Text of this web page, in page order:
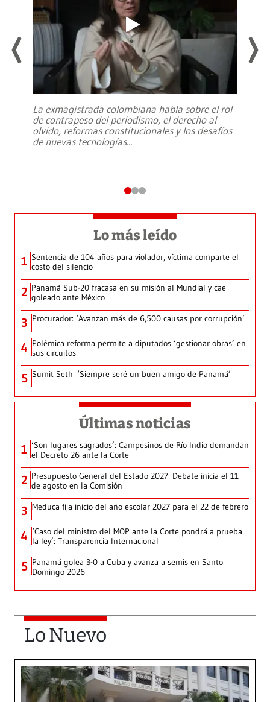
La exmagistrada colombiana habla sobre el rol
de contrapeso del periodismo, el derecho al
olvido, reformas constitucionales y los desafíos
de nuevas tecnologías...
Lo más leído
1 Sentencia de 104 años para violador, víctima comparte el
costo del silencio
2 Panamá Sub-20 fracasa en su misión al Mundial y cae
goleado ante México
3 Procurador: ‘Avanzan más de 6,500 causas por corrupción’
4 Polémica reforma permite a diputados ‘gestionar obras’ en
sus circuitos
5 Sumit Seth: ‘Siempre seré un buen amigo de Panamá’
Últimas noticias
1 ‘Son lugares sagrados’: Campesinos de Río Indio demandan
el Decreto 26 ante la Corte
2 Presupuesto General del Estado 2027: Debate inicia el 11
de agosto en la Comisión
3 Meduca fija inicio del año escolar 2027 para el 22 de febrero
4 ‘Caso del ministro del MOP ante la Corte pondrá a prueba
la ley’: Transparencia Internacional
5 Panamá golea 3-0 a Cuba y avanza a semis en Santo
Domingo 2026
Lo Nuevo